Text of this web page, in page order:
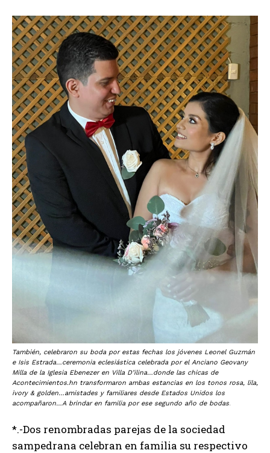
También, celebraron su boda por estas fechas los jóvenes Leonel Guzmán
e Isis Estrada…ceremonia eclesiástica celebrada por el Anciano Geovany
Milla de la Iglesia Ebenezer en Villa D’ilina…donde las chicas de
Acontecimientos.hn transformaron ambas estancias en los tonos rosa, lila,
ivory & golden…amistades y familiares desde Estados Unidos los
acompañaron…A brindar en familia por ese segundo año de bodas.
*.-Dos renombradas parejas de la sociedad
sampedrana celebran en familia su respectivo